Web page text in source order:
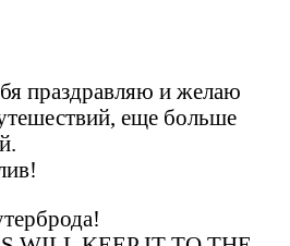
праздравляю и желаю
еще больше